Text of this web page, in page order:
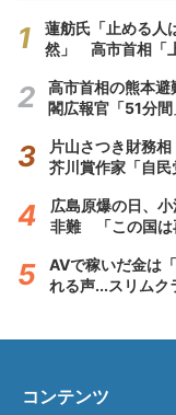
蓮舫氏「止める人
然」 高市首相「
高市首相の熊本
閣広報官「51分
片山さつき財務
芥川賞作家「自民
広島原爆の日、
非難 「この国は
AVで稼いだ金は
れる声...スリムク
コンテンツ